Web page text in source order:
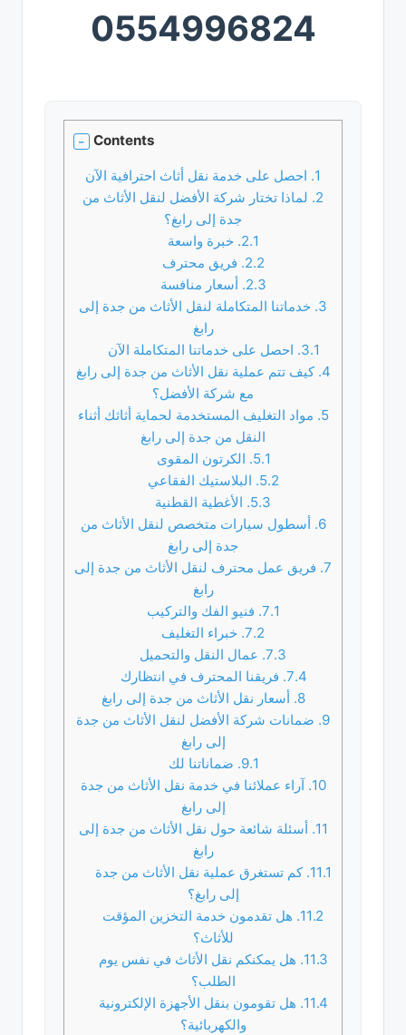
0554996824
Contents
1. احصل على خدمة نقل أثاث احترافية الآن
2. لماذا تختار شركة الأفضل لنقل الأثاث من
جدة إلى رابغ؟
2.1. خبرة واسعة
2.2. فريق محترف
2.3. أسعار منافسة
3. خدماتنا المتكاملة لنقل الأثاث من جدة إلى
رابغ
3.1. احصل على خدماتنا المتكاملة الآن
4. كيف تتم عملية نقل الأثاث من جدة إلى رابغ
مع شركة الأفضل؟
5. مواد التغليف المستخدمة لحماية أثاثك أثناء
النقل من جدة إلى رابغ
5.1. الكرتون المقوى
5.2. البلاستيك الفقاعي
5.3. الأغطية القطنية
6. أسطول سيارات متخصص لنقل الأثاث من
جدة إلى رابغ
7. فريق عمل محترف لنقل الأثاث من جدة إلى
رابغ
7.1. فنيو الفك والتركيب
7.2. خبراء التغليف
7.3. عمال النقل والتحميل
7.4. فريقنا المحترف في انتظارك
8. أسعار نقل الأثاث من جدة إلى رابغ
9. ضمانات شركة الأفضل لنقل الأثاث من جدة
إلى رابغ
9.1. ضماناتنا لك
10. آراء عملائنا في خدمة نقل الأثاث من جدة
إلى رابغ
11. أسئلة شائعة حول نقل الأثاث من جدة إلى
رابغ
11.1. كم تستغرق عملية نقل الأثاث من جدة
إلى رابغ؟
11.2. هل تقدمون خدمة التخزين المؤقت
للأثاث؟
11.3. هل يمكنكم نقل الأثاث في نفس يوم
الطلب؟
11.4. هل تقومون بنقل الأجهزة الإلكترونية
والكهربائية؟